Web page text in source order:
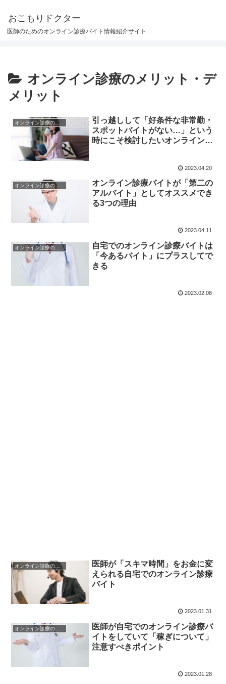
おこもりドクター
医師のためのオンライン診療バイト情報紹介サイト
オンライン診療のメリット・デ
メリット
オンライン診療のメリット・デメリット
引っ越しして「好条件な非常勤・
スポットバイトがない…」という
時にこそ検討したいオンライン診
2023.04.20
オンライン診療のメリット・デメリット
オンライン診療バイトが「第二の
アルバイト」としてオススメでき
る3つの理由
2023.04.11
オンライン診療のメリット・デメリット
自宅でのオンライン診療バイトは
「今あるバイト」にプラスしてで
きる
2023.02.08
オンライン診療のメリット・デメリット
医師が「スキマ時間」をお金に変
えられる自宅でのオンライン診療
バイト
2023.01.31
オンライン診療のメリット・デメリット
医師が自宅でのオンライン診療バ
イトをしていて「稼ぎについて」
注意すべきポイント
2023.01.28